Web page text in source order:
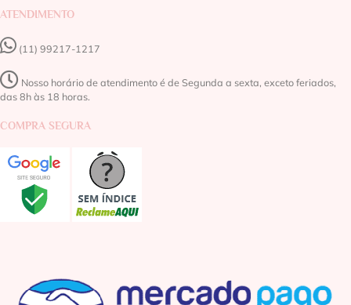
ATENDIMENTO
(11) 99217-1217‬
Nosso horário de atendimento é de Segunda a sexta, exceto feriados,
das 8h às 18 horas.
COMPRA SEGURA